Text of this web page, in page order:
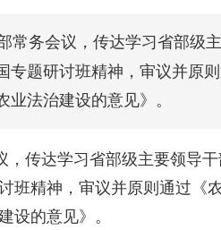
恒生聚源：北斗收官之星发射成功，全产业链
常务会议，传达学习省部级
专题研讨班精神，审议并原
业法治建设的意见》。
，传达学习省部级主要领导干
班精神，审议并原则通过《
设的意见》。